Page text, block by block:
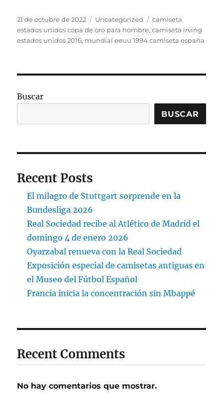
Publicado
el
21 de octubre de 2022 Categorías
Uncategorized Etiquetas
camiseta
estados unidos copa de oro para hombre,camiseta irving
estados unidos 2016, mundial eeuu 1994 camiseta españa
Buscar
BUSCAR
Recent Posts
El milagro de Stuttgart sorprende en la
Bundesliga 2026
Real Sociedad recibe al Atlético de Madrid el
domingo 4 de enero 2026
Oyarzabal renueva con la Real Sociedad
Exposición especial de camisetas antiguas en
el Museo del Fútbol Español
Francia inicia la concentración sin Mbappé
Recent Comments
No hay comentarios que mostrar.